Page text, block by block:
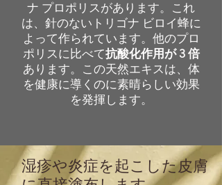
ナ プロポリスがあります。これ
は、針のないトリゴナ ビロイ蜂に
よって作られています。他のプロ
ポリスに比べて抗酸化作用が 3 倍
あります。この天然エキスは、体
を健康に導くのに素晴らしい効果
を発揮します。
湿疹や炎症を起こした皮膚